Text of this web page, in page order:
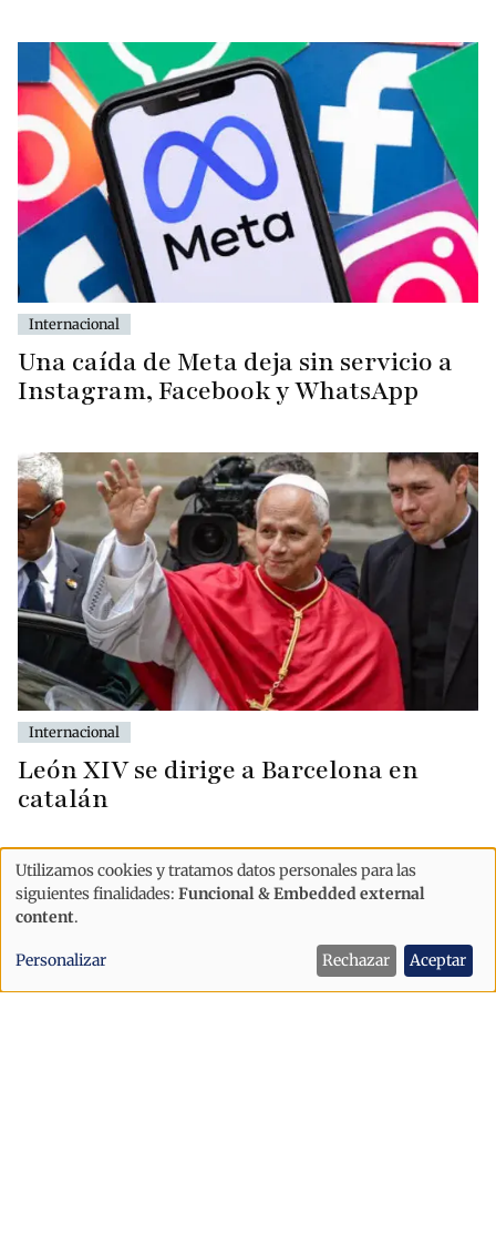
Internacional
Una caída de Meta deja sin servicio a
Instagram, Facebook y WhatsApp
Internacional
León XIV se dirige a Barcelona en
catalán
Uso
de
datos
personales
Utilizamos cookies y tratamos datos personales para las
siguientes finalidades: Funcional & Embedded external
content.
Personalizar Rechazar Aceptar